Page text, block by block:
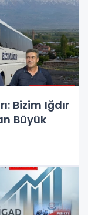
Bizim Iğdır
Büyük